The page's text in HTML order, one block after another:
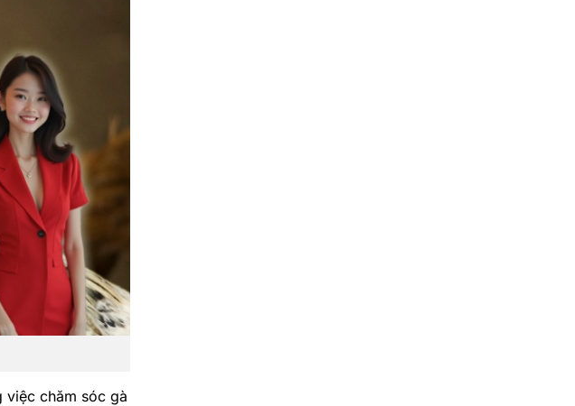
việc chăm sóc gà